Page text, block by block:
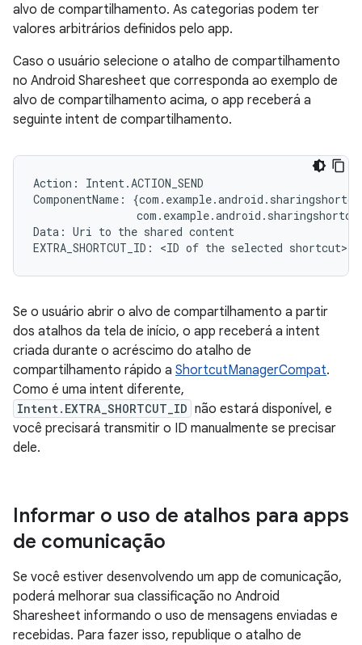
alvo de compartilhamento. As categorias podem ter
valores arbitrários definidos pelo app.
Caso o usuário selecione o atalho de compartilhamento
no Android Sharesheet que corresponda ao exemplo de
alvo de compartilhamento acima, o app receberá a
seguinte intent de compartilhamento.
Action : Intent.ACTION_SEND
ComponentName : {com . example.android .
com . example.android .
Data : Uri to the shared content
EXTRA_SHORTCUT_ID : <ID of the selected shortcut>
Se o usuário abrir o alvo de compartilhamento a partir
dos atalhos da tela de início, o app receberá a intent
criada durante o acréscimo do atalho de
compartilhamento rápido a ShortcutManagerCompat.
Como é uma intent diferente,
Intent.EXTRA_SHORTCUT_ID não estará disponível, e
você precisará transmitir o ID manualmente se precisar
dele.
Informar o uso de atalhos para apps
de comunicação
Se você estiver desenvolvendo um app de comunicação,
poderá melhorar sua classificação no Android
Sharesheet informando o uso de mensagens enviadas e
recebidas. Para fazer isso, republique o atalho de